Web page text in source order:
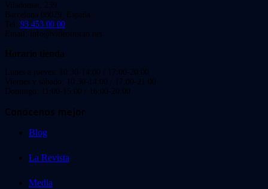
Viladomat, 239
Barcelona 08029. España.
Tel: 93 453 00 00
Email: info@videoinstan.net
Horario tienda
Lunes a jueves: 10:30-14:00 / 17:00-20:00
Viernes y sábado: 10:30-14:00 / 17:00-21:00
Domingo: 11:00-15:00 / 16:00-20:00
Conócenos mejor
Blog
La Revista
Media